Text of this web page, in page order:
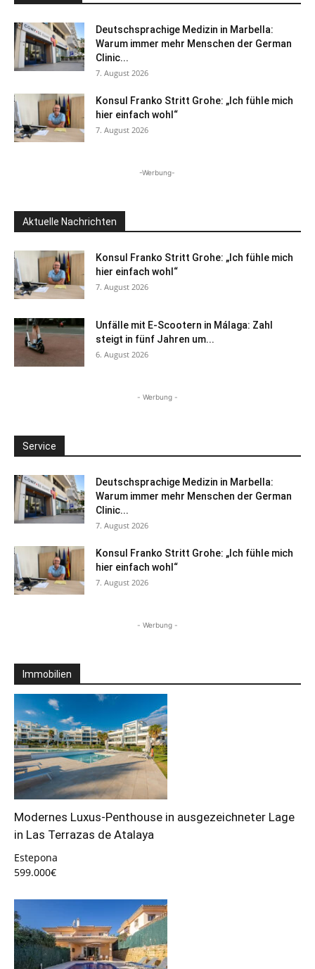
Deutschsprachige Medizin in Marbella:
Warum immer mehr Menschen der German
Clinic...
7. August 2026
Konsul Franko Stritt Grohe: „Ich fühle mich
hier einfach wohl“
7. August 2026
-Werbung-
Aktuelle Nachrichten
Konsul Franko Stritt Grohe: „Ich fühle mich
hier einfach wohl“
7. August 2026
Unfälle mit E-Scootern in Málaga: Zahl
steigt in fünf Jahren um...
6. August 2026
- Werbung -
Service
Deutschsprachige Medizin in Marbella:
Warum immer mehr Menschen der German
Clinic...
7. August 2026
Konsul Franko Stritt Grohe: „Ich fühle mich
hier einfach wohl“
7. August 2026
- Werbung -
Immobilien
Modernes Luxus-Penthouse in ausgezeichneter Lage
in Las Terrazas de Atalaya
Estepona
599.000€